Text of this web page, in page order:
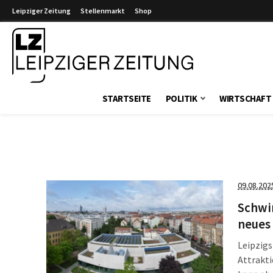
Leipziger Zeitung Stellenmarkt Shop
STARTSEITE POLITIK WIRTSCHAFT